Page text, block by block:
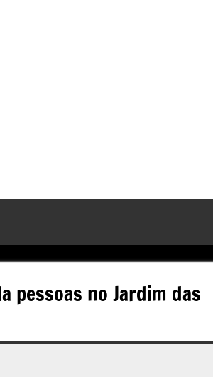
pessoas no Jardim das